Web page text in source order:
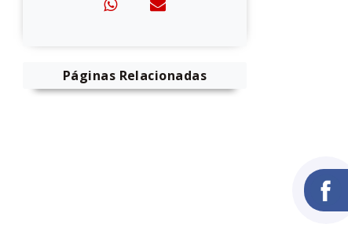
Páginas Relacionadas